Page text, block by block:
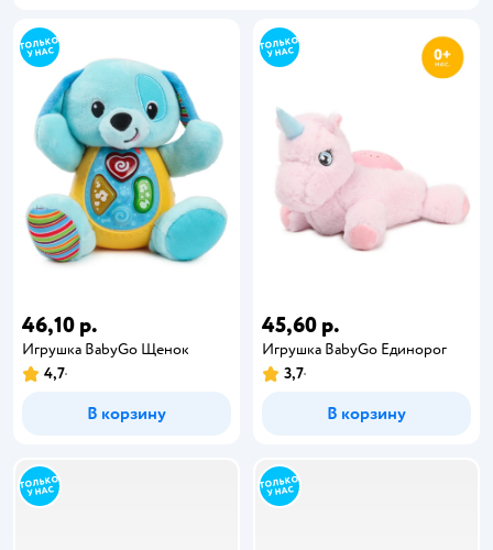
46,10 р.
Игрушка BabyGo Щенок
4,7
В корзину
45,60 р.
Игрушка BabyGo Единорог
3,7
В корзину